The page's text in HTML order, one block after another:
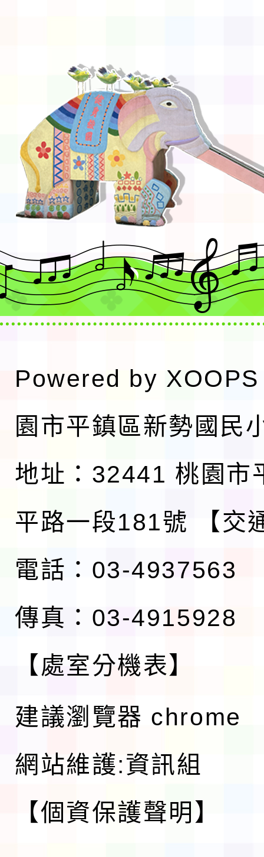
Powered by XOOPS
園市平鎮區新勢國民
地址：32441 桃園市
平路一段181號
【交
電話：03-4937563
傳真：03-4915928
【處室分機表】
建議瀏覽器 chrome
網站維護:資訊組
【個資保護聲明】